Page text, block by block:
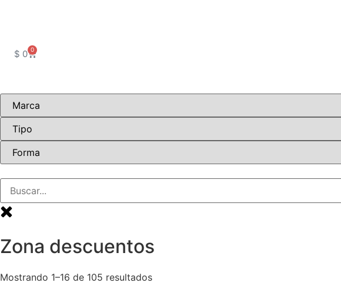
$ 0 0
Zona descuentos
Mostrando 1–16 de 105 resultados